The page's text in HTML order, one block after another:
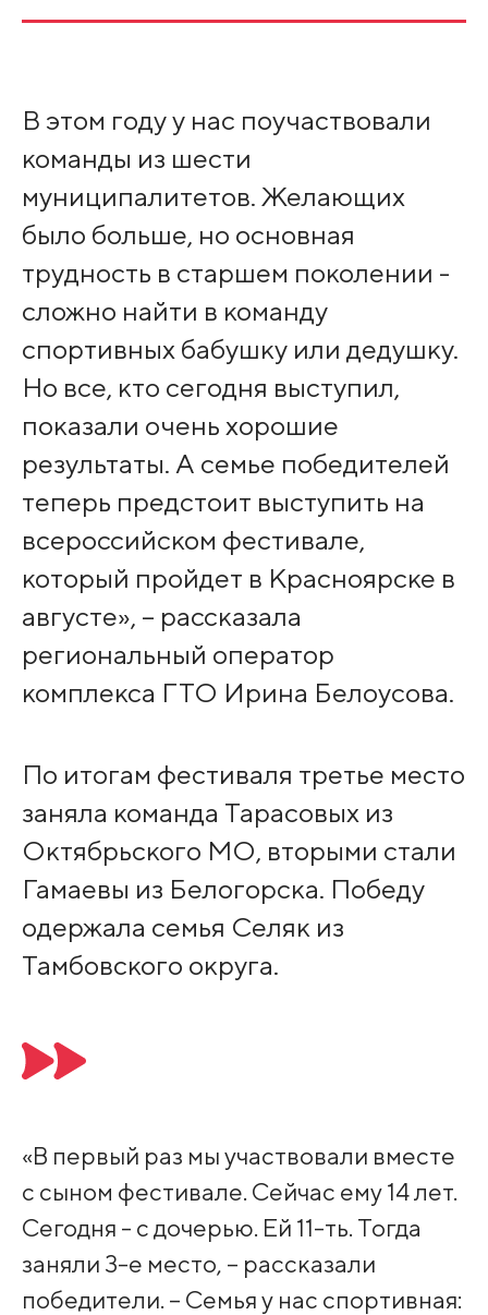
В этом году у нас поучаствовали
команды из шести
муниципалитетов. Желающих
было больше, но основная
трудность в старшем поколении -
сложно найти в команду
спортивных бабушку или дедушку.
Но все, кто сегодня выступил,
показали очень хорошие
результаты. А семье победителей
теперь предстоит выступить на
всероссийском фестивале,
который пройдет в Красноярске в
августе», – рассказала
региональный оператор
комплекса ГТО Ирина Белоусова.
По итогам фестиваля третье место
заняла команда Тарасовых из
Октябрьского МО, вторыми стали
Гамаевы из Белогорска. Победу
одержала семья Селяк из
Тамбовского округа.
«В первый раз мы участвовали вместе
с сыном фестивале. Сейчас ему 14 лет.
Сегодня - с дочерью. Ей 11-ть. Тогда
заняли 3-е место, – рассказали
победители. – Семья у нас спортивная: